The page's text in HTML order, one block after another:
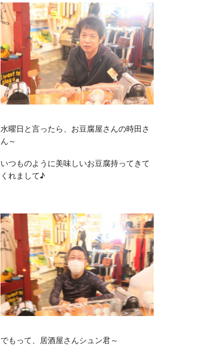
水曜日と言ったら、お豆腐屋さんの時田さ
ん～
いつものように美味しいお豆腐持ってきて
くれまして♪
でもって、居酒屋さんシュン君～